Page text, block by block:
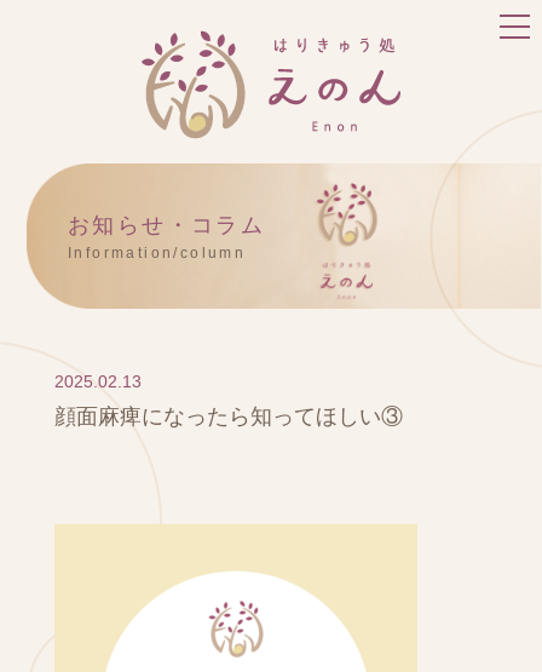
お知らせ・コラム
Information/column
2025.02.13
顔面麻痺になったら知ってほしい③